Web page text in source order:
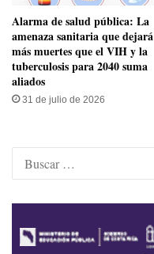
​Alarma de salud pública: La
amenaza sanitaria que dejará
más muertes que el VIH y la
tuberculosis para 2040 suma
aliados
31 de julio de 2026